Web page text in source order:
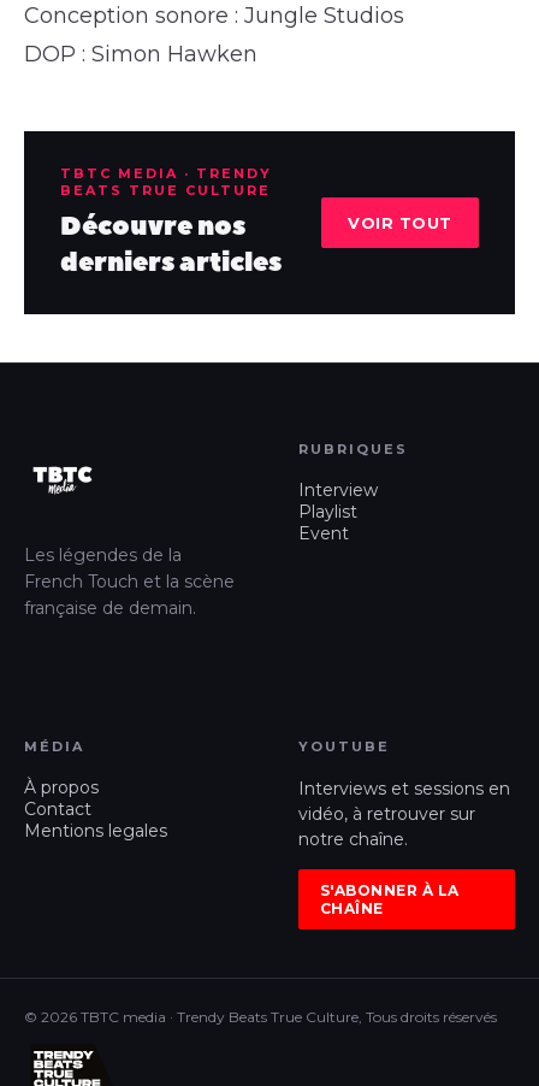
Conception sonore : Jungle Studios
DOP : Simon Hawken
TBTC MEDIA · TRENDY
BEATS TRUE CULTURE
Découvre nos
derniers articles
VOIR TOUT
Les légendes de la
French Touch et la scène
française de demain.
RUBRIQUES
Interview
Playlist
Event
MÉDIA
À propos
Contact
Mentions legales
YOUTUBE
Interviews et sessions en
vidéo, à retrouver sur
notre chaîne.
S'ABONNER À LA
CHAÎNE
© 2026 TBTC media · Trendy Beats True Culture, Tous droits réservés